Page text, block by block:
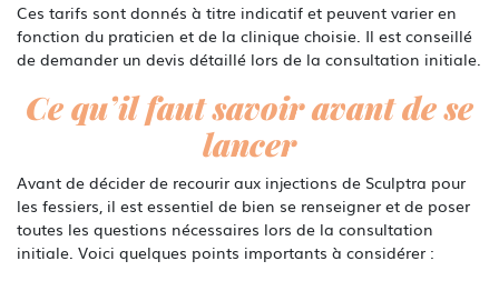
Ces tarifs sont donnés à titre indicatif et peuvent varier en
fonction du praticien et de la clinique choisie. Il est conseillé
de demander un devis détaillé lors de la consultation initiale.
Ce qu’il faut savoir avant de se
lancer
Avant de décider de recourir aux injections de Sculptra pour
les fessiers, il est essentiel de bien se renseigner et de poser
toutes les questions nécessaires lors de la consultation
initiale. Voici quelques points importants à considérer :